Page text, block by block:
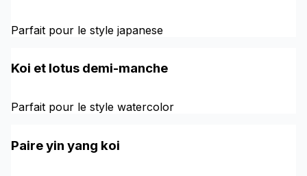
Parfait pour le style japanese
Koi et lotus demi-manche
Parfait pour le style watercolor
Paire yin yang koi